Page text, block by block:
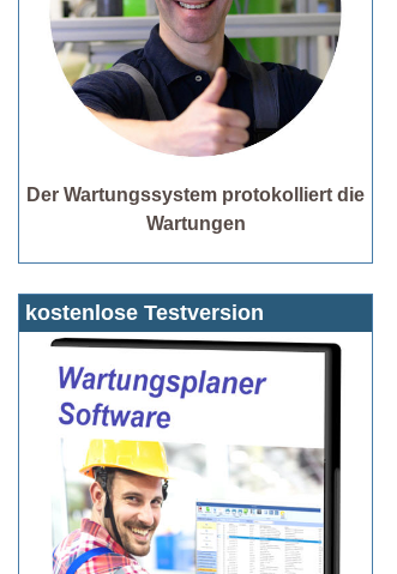
Der Wartungssystem protokolliert die
Wartungen
kostenlose Testversion